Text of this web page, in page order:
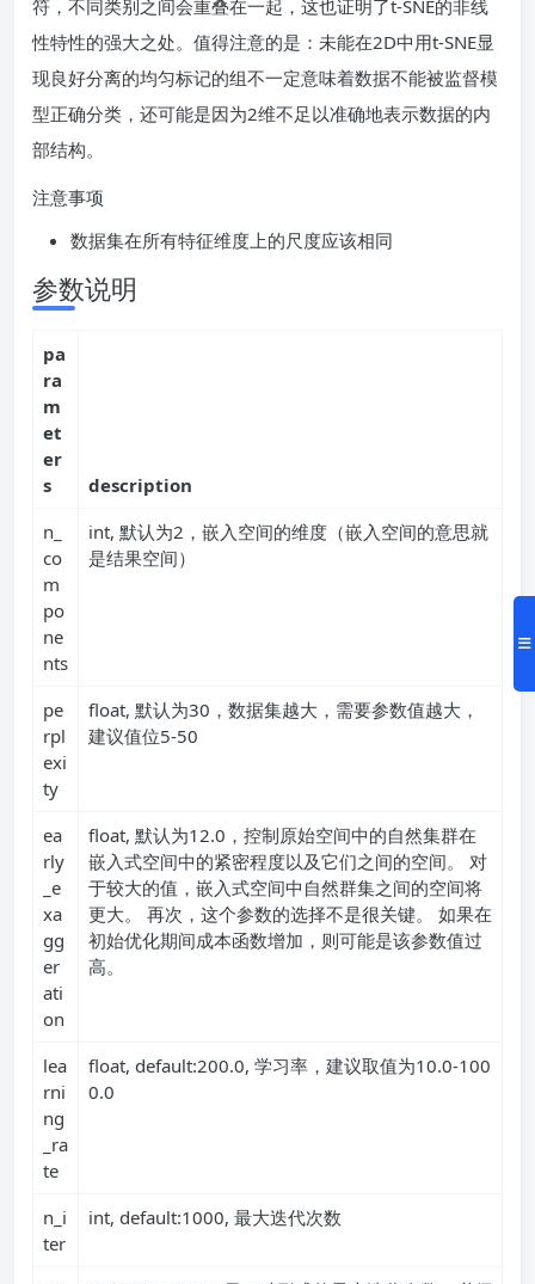
符，不同类别之间会重叠在一起，这也证明了t-SNE的非线
性特性的强大之处。值得注意的是：未能在2D中用t-SNE显
现良好分离的均匀标记的组不一定意味着数据不能被监督模
型正确分类，还可能是因为2维不足以准确地表示数据的内
部结构。
注意事项
数据集在所有特征维度上的尺度应该相同
参数说明
pa
ra
m
et
er
s
description
n_
co
m
po
ne
nts
int, 默认为2，嵌入空间的维度（嵌入空间的意思就
是结果空间）
pe
rpl
exi
ty
float, 默认为30，数据集越大，需要参数值越大，
建议值位5-50
ea
rly
_e
xa
gg
er
ati
on
float, 默认为12.0，控制原始空间中的自然集群在
嵌入式空间中的紧密程度以及它们之间的空间。 对
于较大的值，嵌入式空间中自然群集之间的空间将
更大。 再次，这个参数的选择不是很关键。 如果在
初始优化期间成本函数增加，则可能是该参数值过
高。
lea
rni
ng
_ra
te
float, default:200.0, 学习率，建议取值为10.0-100
0.0
n_i
ter
int, default:1000, 最大迭代次数